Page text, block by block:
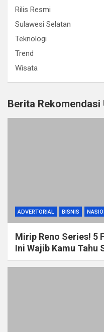
Rilis Resmi
Sulawesi Selatan
Teknologi
Trend
Wisata
Berita Rekomendasi
ADVERTORIAL BISNIS
Mirip Reno Series! 5
Ini Wajib Kamu Tahu